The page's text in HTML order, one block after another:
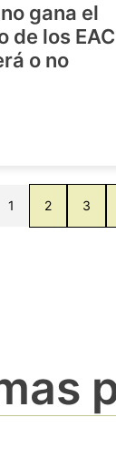
gana el
de los EAC
o no
1 2 3